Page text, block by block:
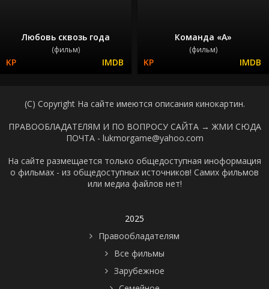
Любовь сквозь года
(фильм)
Команда «А»
(фильм)
(C) Copyright На сайте имеются описания кинокартин.
ПРАВООБЛАДАТЕЛЯМ И ПО ВОПРОСУ САЙТА → ЖМИ СЮДА
ПОЧТА - lukmorgame@yahoo.com
На сайте размещается только общедоступная иноформация
о фильмах - из общедоступных источников! Самих фильмов
или медиа файлов нет!
2025
Правообладателям
Все фильмы
Зарубежное